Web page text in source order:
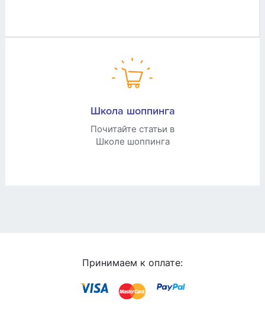
Школа шоппинга
Почитайте статьи в
Школе шоппинга
Принимаем к оплате: